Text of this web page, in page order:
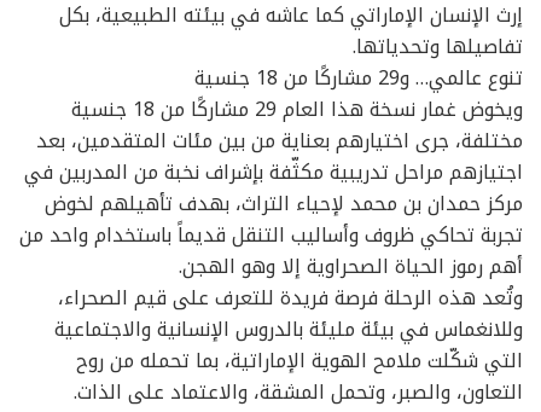
إرث الإنسان الإماراتي كما عاشه في بيئته الطبيعية، بكل
تفاصيلها وتحدياتها.
تنوع عالمي… و29 مشاركًا من 18 جنسية
ويخوض غمار نسخة هذا العام 29 مشاركًا من 18 جنسية
مختلفة، جرى اختيارهم بعناية من بين مئات المتقدمين، بعد
اجتيازهم مراحل تدريبية مكثّفة بإشراف نخبة من المدربين في
مركز حمدان بن محمد لإحياء التراث، بهدف تأهيلهم لخوض
تجربة تحاكي ظروف وأساليب التنقل قديماً باستخدام واحد من
أهم رموز الحياة الصحراوية إلا وهو الهجن.
وتُعد هذه الرحلة فرصة فريدة للتعرف على قيم الصحراء،
وللانغماس في بيئة مليئة بالدروس الإنسانية والاجتماعية
التي شكّلت ملامح الهوية الإماراتية، بما تحمله من روح
التعاون، والصبر، وتحمل المشقة، والاعتماد على الذات.